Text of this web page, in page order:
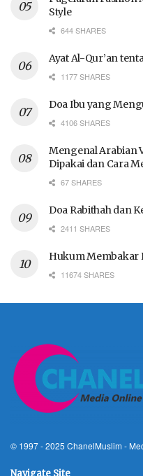
Style
644 SHARES
Ayat Al-Qur’an
1177 SHARES
Doa Ibu yang
4106 SHARES
Mengenal Arabian
Dipakai dan Cara
67 SHARES
Doa Rabithah dan
2411 SHARES
Hukum Membakar
11674 SHARES
© 1997 - 2025 ChanelMuslim -
Navigate Site